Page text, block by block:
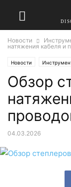
Новости
натяжения кабеля и
Новости
Обзор
04.03.2026